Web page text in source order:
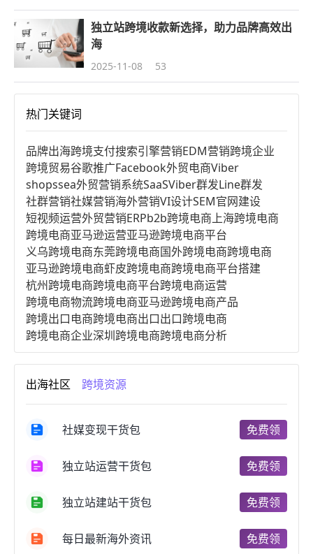
独立站跨境收款新选择，助力品牌高效出
海
2025-11-08 53
热门关键词
品牌出海跨境支付搜索引擎营销EDM营销跨境企业
跨境贸易谷歌推广Facebook外贸电商Viber
shopssea外贸营销系统SaaSViber群发Line群发
社群营销社媒营销海外营销VI设计SEM官网建设
短视频运营外贸营销ERPb2b跨境电商上海跨境电商
跨境电商亚马逊运营亚马逊跨境电商平台
义乌跨境电商东莞跨境电商国外跨境电商跨境电商
亚马逊跨境电商虾皮跨境电商跨境电商平台搭建
杭州跨境电商跨境电商平台跨境电商运营
跨境电商物流跨境电商亚马逊跨境电商产品
跨境出口电商跨境电商出口出口跨境电商
跨境电商企业深圳跨境电商跨境电商分析
进口跨境电商跨境电商服务广州跨境电商
跨境电商市场跨境电商创业跨境电商注册
跨境电商开店跨境电商营销
跨境电商商品个人跨境电商跨境电商案例
郑州跨境电商跨境电商趋势
跨境电商费用美国跨境电商
天津跨境电商东南亚跨境电商
跨境电商b2b阿里巴巴跨境电商
出海社区 跨境资源
社媒变现干货包 免费领
独立站运营干货包 免费领
独立站建站干货包 免费领
每日最新海外资讯 免费领